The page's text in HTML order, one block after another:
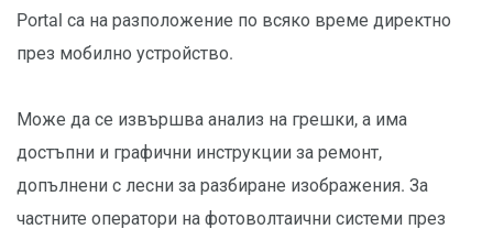
Portal са на разположение по всяко време директно
през мобилно устройство.
Може да се извършва анализ на грешки, а има
достъпни и графични инструкции за ремонт,
допълнени с лесни за разбиране изображения. За
частните оператори на фотоволтаични системи през